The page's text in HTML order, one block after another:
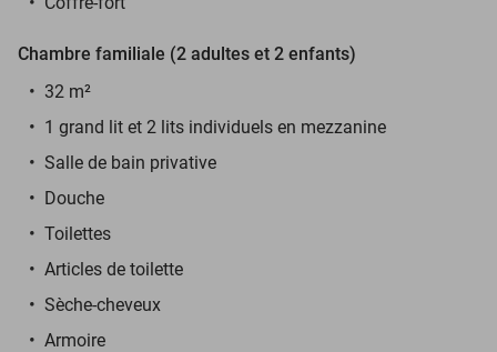
Chambre familiale (2 adultes et 2 enfants)
32 m²
1 grand lit et 2 lits individuels en mezzanine
Salle de bain privative
Douche
Toilettes
Articles de toilette
Sèche-cheveux
Armoire